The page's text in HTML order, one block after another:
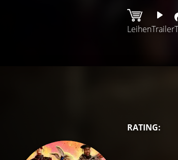
LeihenTrailer
RATING: